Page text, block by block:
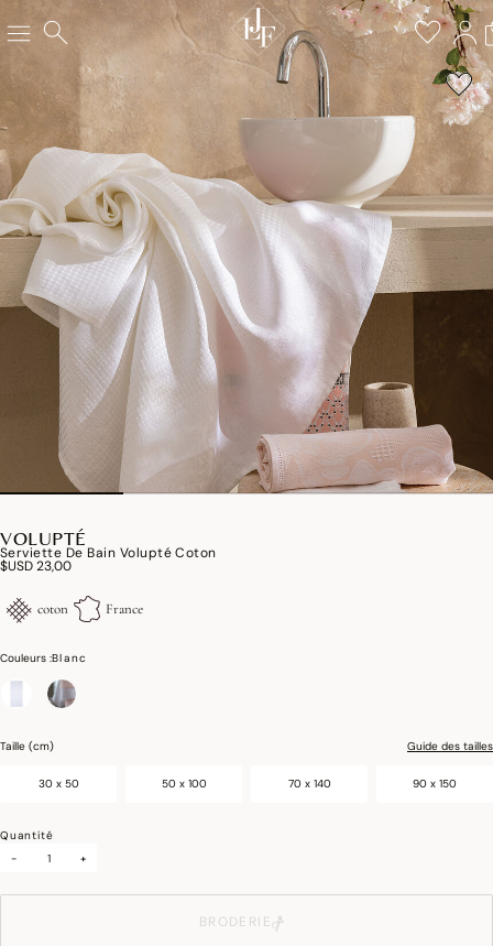
VOLUPTÉ
Serviette De Bain Volupté Coton
$USD 23,00
coton France
Couleurs :Blanc
Taille (cm) Guide des tailles
30 x 50 50 x 100 70 x 140 90 x 150
Quantité
-
+
BRODERIE